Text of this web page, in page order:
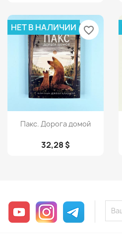
 Просмотр
Пакс. Дорога домой
32,28 $
НЕТ В НАЛИЧИИ favorite_border
YouTube InstagramTelegram